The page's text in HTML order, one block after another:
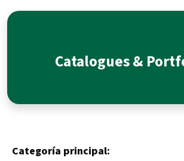
Catalogues &
Categoría principal: